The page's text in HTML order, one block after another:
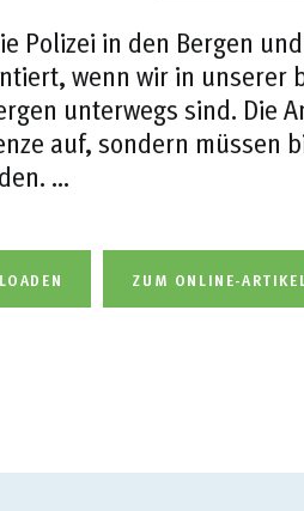
Polizei in den Bergen
wenn wir in unserer
unterwegs sind. Die
auf, sondern müssen
…
ZUM ONLINE-